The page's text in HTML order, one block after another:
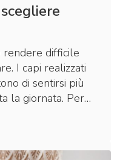
difficile
I capi realizzati
di sentirsi più
la giornata. Per…